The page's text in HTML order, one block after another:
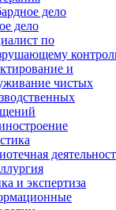
дело
дело
по
и
чистых
и экспертиза